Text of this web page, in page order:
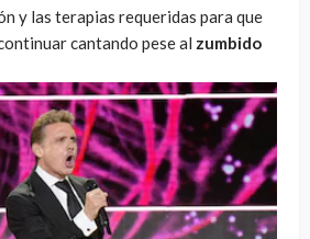
y las terapias requeridas para que
cantando pese al zumbido